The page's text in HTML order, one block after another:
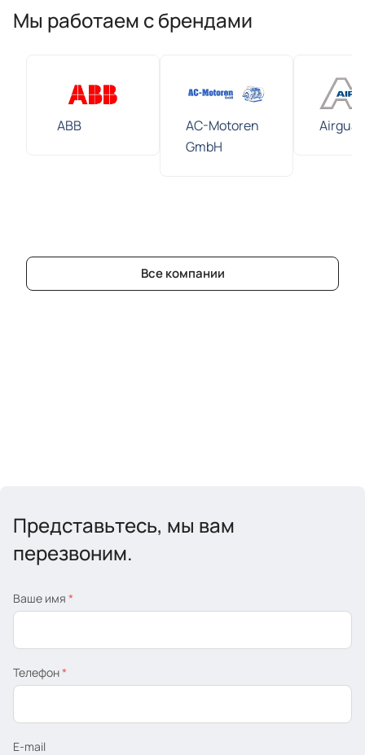
Мы работаем с брендами
ABB
AC-Motoren
GmbH
Все компании
Представьтесь, мы вам
перезвоним.
Ваше имя *
Телефон*
E-mail